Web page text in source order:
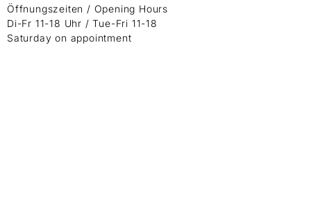
Öffnungszeiten / Opening Hours
Di-Fr 11-18 Uhr / Tue-Fri 11-18
Saturday on appointment